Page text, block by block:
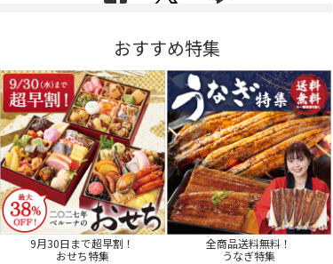
おすすめ特集
9月30日まで超早割！
おせち特集
全商品送料無料！
うなぎ特集